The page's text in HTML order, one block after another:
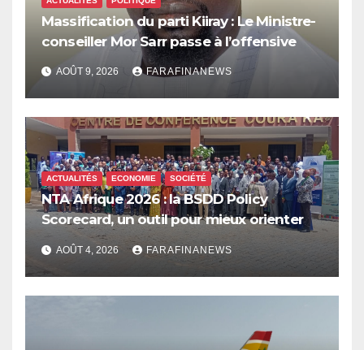
Massification du parti Kiiray : Le Ministre-
conseiller Mor Sarr passe à l’offensive
AOÛT 9, 2026 FARAFINANEWS
ACTUALITÉS ECONOMIE SOCIÉTÉ
NTA Afrique 2026 : la BSDD Policy
Scorecard, un outil pour mieux orienter
les dépenses publiques
AOÛT 4, 2026 FARAFINANEWS